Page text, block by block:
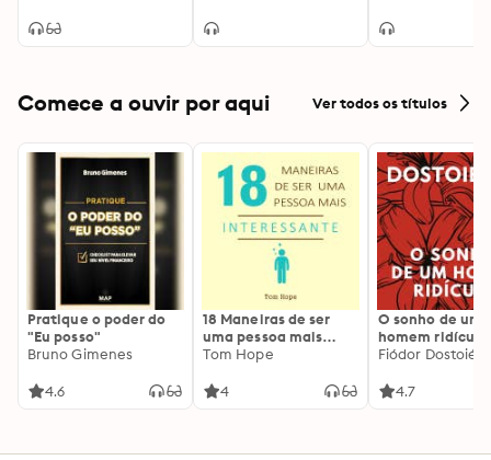
Comece a ouvir por aqui Ver todos os títulos
Pratique o poder do
"Eu posso"
Bruno Gimenes
4.6
18 Maneiras de ser
uma pessoa mais
interessante
Tom Hope
4
O sonho de um
homem ridículo
Fiódor
4.7